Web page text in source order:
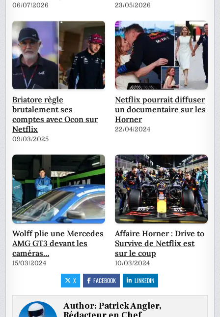
06/07/2026 23/05/2026
Briatore règle
brutalement ses
comptes avec Ocon sur
Netflix
09/03/2025
Netflix pourrait diffuser
un documentaire sur les
Horner
22/04/2024
Wolff plie une Mercedes
AMG GT3 devant les
caméras…
15/03/2024
Affaire Horner : Drive to
Survive de Netflix est
sur le coup
10/03/2024
X FACEBOOK LINKEDIN
Author:Patrick Angler,